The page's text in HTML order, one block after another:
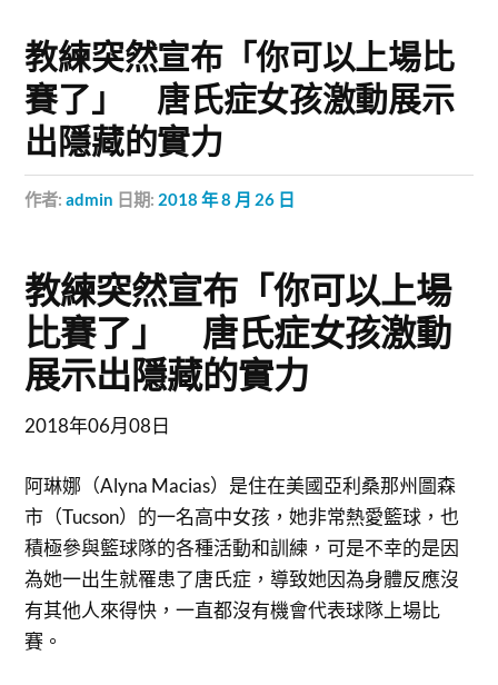
教練突然宣布「你可以上場比
賽了」 唐氏症女孩激動展示
出隱藏的實力
作者:admin 日期: 2018 年 8 月 26 日
教練突然宣布「你可以上場
比賽了」 唐氏症女孩激動
展示出隱藏的實力
2018年06月08日
阿琳娜（Alyna Macias）是住在美國亞利桑那州圖森
市（Tucson）的一名高中女孩，她非常熱愛籃球，也
積極參與籃球隊的各種活動和訓練，可是不幸的是因
為她一出生就罹患了唐氏症，導致她因為身體反應沒
有其他人來得快，一直都沒有機會代表球隊上場比
賽。